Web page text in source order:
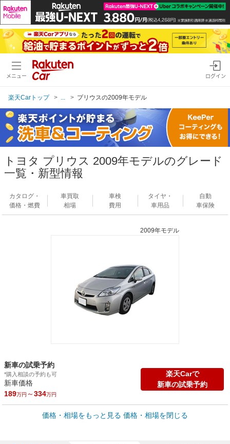
メニュー ログイン
楽天Carトップ プリウスの2009年モデル
トヨタ プリウス 2009年モデルのグレード
一覧・新型情報
カタログ・
価格・燃費
車買取
相場
車検
費用
タイヤ・
車用品
自動
車保険
2009年モデル
新車の試乗予約
*購入相談の予約も可
新車価格
189万円 ～334万円
楽天Carで
新車の試乗予約
車買取価格 *
車買取相場
価格・相場をもっと見る 価格・相場を閉じる